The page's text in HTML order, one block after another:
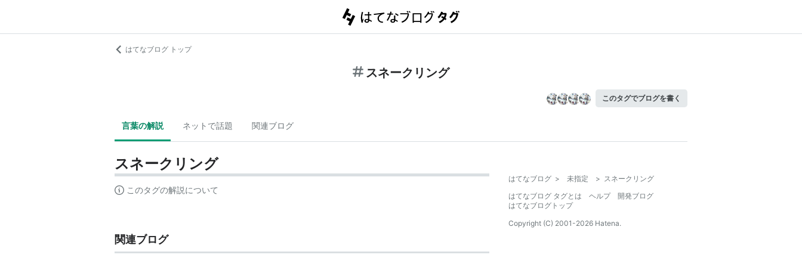
はてなブログ トップ
スネークリング
このタグでブログを書く
言葉の解説 ネットで話題 関連ブログ
スネークリング
このタグの解説について
関連ブログ
はてなブログ > 未指定 > スネークリング
はてなブログ タグとは
ヘルプ
開発ブログ
はてなブログトップ
Copyright (C) 2001-2026 Hatena.